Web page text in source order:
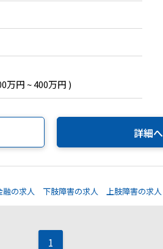
万円 ~ 400万円 )
詳細へ
融の求人 下肢障害の求人 上肢障害の求人
1